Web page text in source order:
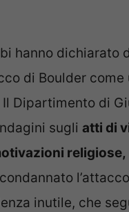
hanno dichiarato
di Boulder come
Dipartimento di
sugli atti di
religiose,
inutile, che